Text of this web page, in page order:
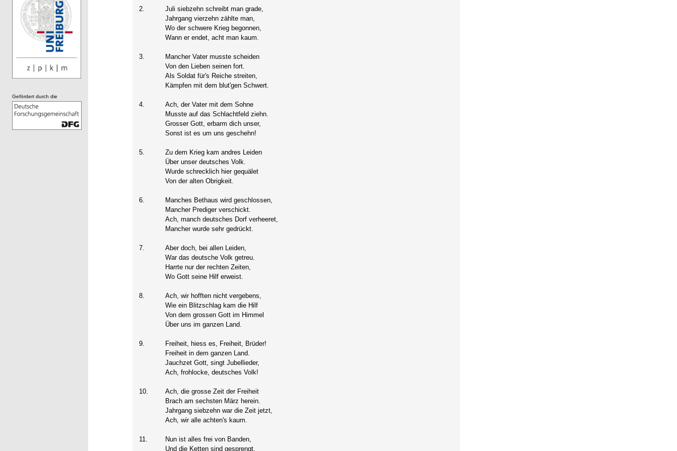
2.
Juli siebzehn schreibt man grade,
Jahrgang vierzehn zählte man,
Wo der schwere Krieg begonnen,
Wann er endet, acht man kaum.
3.
Mancher Vater musste scheiden
Von den Lieben seinen fort.
Als Soldat für's Reiche streiten,
Kämpfen mit dem blut'gen Schwert.
4.
Ach, der Vater mit dem Sohne
Musste auf das Schlachtfeld ziehn.
Grosser Gott, erbarm dich unser,
Sonst ist es um uns geschehn!
5.
Zu dem Krieg kam andres Leiden
Über unser deutsches Volk.
Wurde schrecklich hier gequälet
Von der alten Obrigkeit.
6.
Manches Bethaus wird geschlossen,
Mancher Prediger verschickt.
Ach, manch deutsches Dorf verheeret,
Mancher wurde sehr gedrückt.
7.
Aber doch, bei allen Leiden,
War das deutsche Volk getreu.
Harrte nur der rechten Zeiten,
Wo Gott seine Hilf erweist.
8.
Ach, wir hofften nicht vergebens,
Wie ein Blitzschlag kam die Hilf
Von dem grossen Gott im Himmel
Über uns im ganzen Land.
9.
Freiheit, hiess es, Freiheit, Brüder!
Freiheit in dem ganzen Land.
Jauchzet Gott, singt Jubellieder,
Ach, frohlocke, deutsches Volk!
10.
Ach, die grosse Zeit der Freiheit
Brach am sechsten März herein.
Jahrgang siebzehn war die Zeit jetzt,
Ach, wir alle achten's kaum.
11.
Nun ist alles frei von Banden,
Und die Ketten sind gesprengt.
Gefördert durch die